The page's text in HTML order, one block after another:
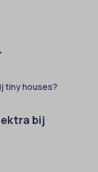
bij